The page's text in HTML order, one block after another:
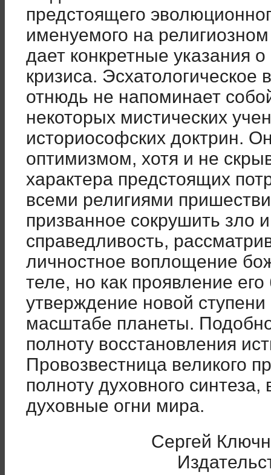
предстоящего
именуемого на
дает конкретные указания
кризиса.
отнюдь не напоминает
некоторых мистических
историософских доктрин.
оптимизмом, хотя и не
характера предстоящих
всеми религиями
призванное сокрушить зло
справедливость,
личностное воплощение
теле, но как проявление
утверждение новой
масштабе планеты.
полноту восстановления
Провозвестница великого
полноту духовного
духовные огни мира.
Сергей